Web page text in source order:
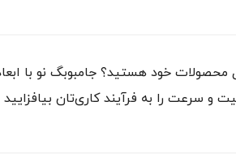
سرعت را به فرآیند کاری‌تان